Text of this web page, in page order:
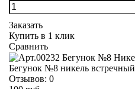
Заказать
Купить в 1 клик
Сравнить
Бегунок №8 никель встречный
Отзывов: 0